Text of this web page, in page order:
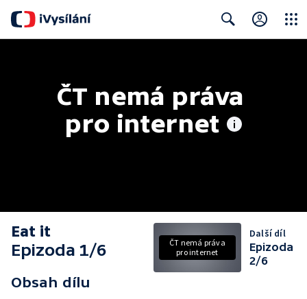
ČT nemá práva
pro internet
Eat it
Epizoda 1/6
Obsah dílu
ČT nemá práva
pro internet
Další díl
Epizoda
2/6